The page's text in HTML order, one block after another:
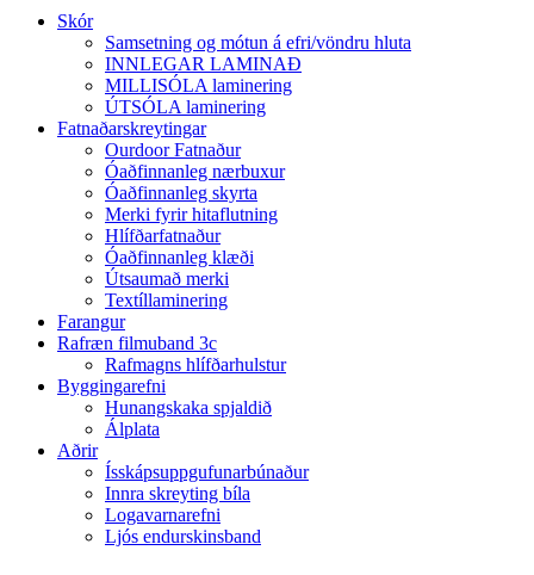
Skór
Samsetning og mótun á efri/vöndru hluta
INNLEGAR LAMINAÐ
MILLISÓLA laminering
ÚTSÓLA laminering
Fatnaðarskreytingar
Ourdoor Fatnaður
Óaðfinnanleg nærbuxur
Óaðfinnanleg skyrta
Merki fyrir hitaflutning
Hlífðarfatnaður
Óaðfinnanleg klæði
Útsaumað merki
Textíllaminering
Farangur
Rafræn filmuband 3c
Rafmagns hlífðarhulstur
Byggingarefni
Hunangskaka spjaldið
Álplata
Aðrir
Ísskápsuppgufunarbúnaður
Innra skreyting bíla
Logavarnarefni
Ljós endurskinsband